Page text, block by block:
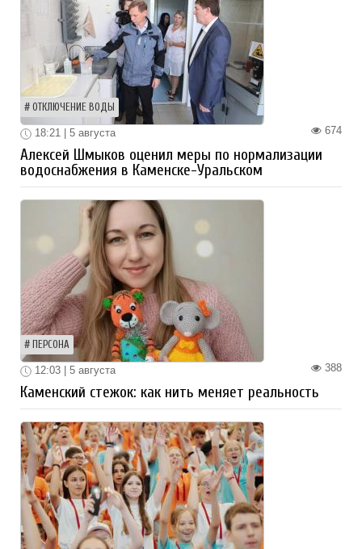
ОТКЛЮЧЕНИЕ ВОДЫ
674
18:21 | 5 августа
Алексей Шмыков оценил меры по нормализации
водоснабжения в Каменске-Уральском
ПЕРСОНА
388
12:03 | 5 августа
Каменский стежок: как нить меняет реальность